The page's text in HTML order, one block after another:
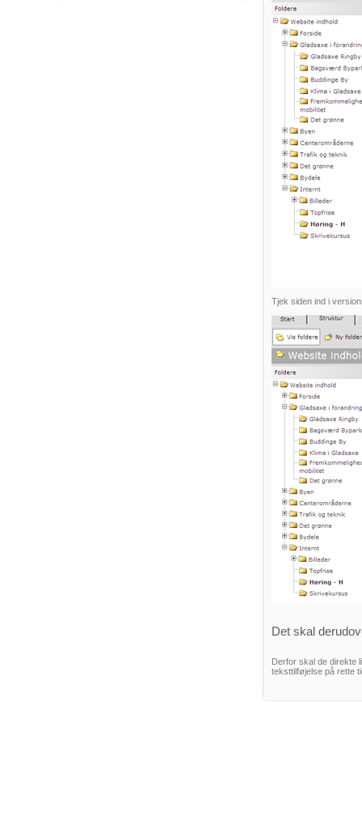
Tjek siden ind i
Det skal
Derfor skal de direkte
teksttilføjelse på rette